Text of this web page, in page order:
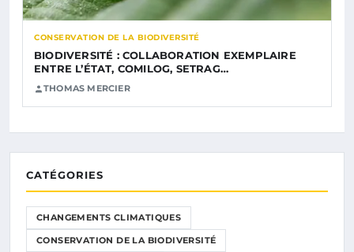
CONSERVATION DE LA BIODIVERSITÉ
BIODIVERSITÉ : COLLABORATION EXEMPLAIRE
ENTRE L’ÉTAT, COMILOG, SETRAG…
THOMAS MERCIER
CATÉGORIES
CHANGEMENTS CLIMATIQUES
CONSERVATION DE LA BIODIVERSITÉ